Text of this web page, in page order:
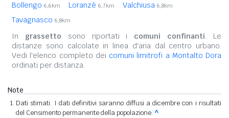
Bollengo 6,6km Loranzè 6,7km Valchiusa 6,8km
Tavagnasco 6,8km
In grassetto sono riportati i comuni confinanti. Le
distanze sono calcolate in linea d'aria dal centro urbano.
Vedi l'elenco completo dei comuni limitrofi a Montalto Dora
ordinati per distanza.
Note
Dati stimati. I dati definitivi saranno diffusi a dicembre con i risultati
del Censimento permanente della popolazione. ^